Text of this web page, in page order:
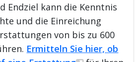
Endziel kann die Kenntnis
und die Einreichung
von bis zu 600
Ermitteln Sie hier, ob